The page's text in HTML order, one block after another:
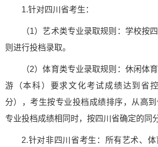
1.针对四川省考生：
（1）艺术类专业录取规则：学校按
则进行投档录取。
（2）体育类专业录取规则：休闲体
游（本科）要求文化考试成绩达到省
分），考生按专业投档成绩排序，从高
专业投档成绩相同时，按四川省确定的同
2.针对非四川省考生：所有艺术、